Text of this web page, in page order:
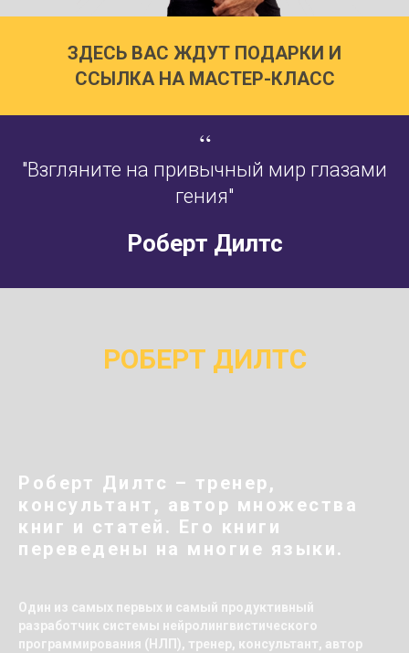
ЗДЕСЬ ВАС ЖДУТ ПОДАРКИ И
ССЫЛКА НА МАСТЕР-КЛАСС
“
"Взгляните на привычный мир глазами
гения"
Роберт Дилтс
РОБЕРТ ДИЛТС
Роберт Дилтс – тренер,
консультант, автор множества
книг и статей. Его книги
переведены на многие языки.
Один из самых первых и самый продуктивный
разработчик системы нейролингвистического
программирования (НЛП), тренер, консультант, автор